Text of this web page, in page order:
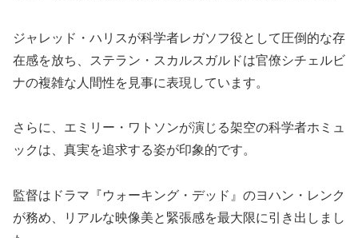
ジャレッド・ハリスが科学者レガソフ役として圧倒的な存
在感を放ち、ステラン・スカルスガルドは官僚シチェルビ
ナの複雑な人間性を見事に表現しています。
さらに、エミリー・ワトソンが演じる架空の科学者ホミュ
ックは、真実を追求する姿が印象的です。
監督はドラマ『ウォーキング・デッド』のヨハン・レンク
が務め、リアルな映像美と緊張感を最大限に引き出しまし